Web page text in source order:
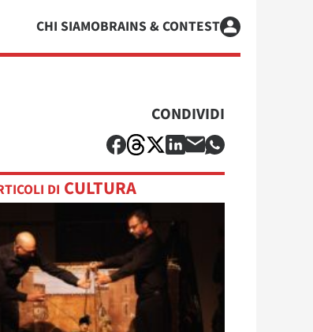
CHI SIAMOBRAINS & CONTEST
CONDIVIDI
DI CULTURA